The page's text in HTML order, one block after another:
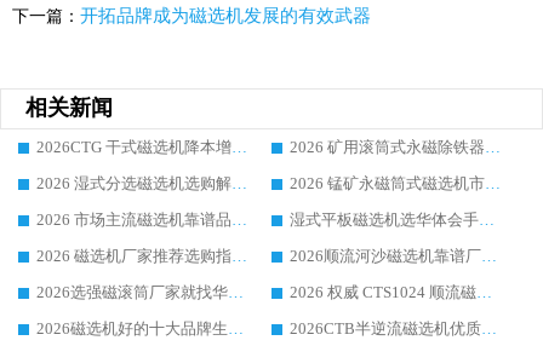
下一篇： 开拓品牌成为磁选机发展的有效武器
相关新闻
2026CTG 干式磁选机降本增效选购指南 选矿行业口碑稳定专业生产强者盘点
2026 矿用滚筒式永磁除铁器厂家榜单 行业实力派源头厂商选购干货指南
2026 湿式分选磁选机选购解析，华体会手机网页版-华体会(中国) 设备综合实力详解
2026 锰矿永磁筒式磁选机市场主流客户推荐生产厂家口碑精选
2026 市场主流磁选机靠谱品牌推荐 案例厂家华体会手机网页版-华体会(中国) 大众倾心之选
湿式平板磁选机选华体会手机网页版-华体会(中国) _2026靠谱厂家收获各地客户良好评价
2026 磁选机厂家推荐选购指南，实地走访参考华体会手机网页版-华体会(中国) 合作口碑表现
2026顺流河沙磁选机靠谱厂家推荐 华体会手机网页版-华体会(中国) 实力口碑精选
2026选强磁滚筒厂家就找华体会手机网页版-华体会(中国) _口碑过硬用料扎实_性价比优势突出
2026 权威 CTS1024 顺流磁选机精选生产厂家优质设备推荐
2026磁选机好的十大品牌生产厂家排名|华体会手机网页版-华体会(中国) 凭实力入磅
2026CTB半逆流磁选机优质厂家推荐：华体会手机网页版-华体会(中国) ，行业标杆生产厂家